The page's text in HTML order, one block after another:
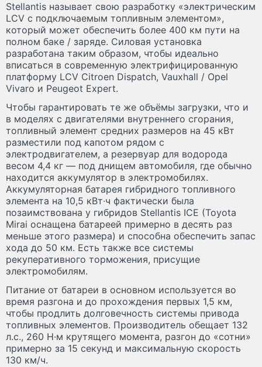
Stellantis называет свою разработку «электрическим
LCV с подключаемым топливным элементом»,
который может обеспечить более 400 км пути на
полном баке / заряде. Силовая установка
разработана таким образом, чтобы идеально
вписаться в современную электрифицированную
платформу LCV Citroen Dispatch, Vauxhall / Opel
Vivaro и Peugeot Expert.
Чтобы гарантировать те же объёмы загрузки, что и
в моделях с двигателями внутреннего сгорания,
топливный элемент средних размеров на 45 кВт
разместили под капотом рядом с
электродвигателем, а резервуар для водорода
весом 4,4 кг — под днищем автомобиля, где обычно
находится аккумулятор в электромобилях.
Аккумуляторная батарея гибридного топливного
элемента на 10,5 кВт∙ч фактически была
позаимствована у гибридов Stellantis ICE (Toyota
Mirai оснащена батареей примерно в десять раз
меньше этого размера) и способна обеспечить запас
хода до 50 км. Есть также все системы
рекуперативного торможения, присущие
электромобилям.
Питание от батареи в основном используется во
время разгона и до прохождения первых 1,5 км,
чтобы продлить долговечность системы привода
топливных элементов. Производитель обещает 132
л.с., 260 Н·м крутящего момента, разгон до «сотни»
примерно за 15 секунд и максимальную скорость
130 км/ч.